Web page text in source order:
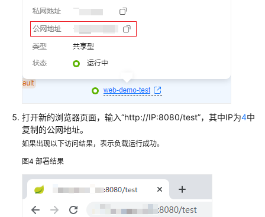
打开新的浏览器页面，输入“http://IP:8080/test”，其中IP为4中
复制的公网地址。
如果出现以下访问结果，表示负载运行成功。
图4 部署结果